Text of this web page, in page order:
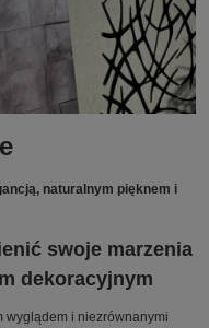
naturalnym pięknem i
swoje marzenia
dekoracyjnym
wyglądem i niezrównanymi